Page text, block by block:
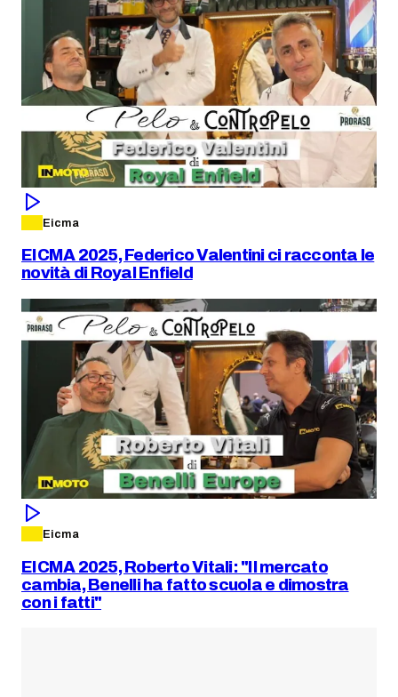
Eicma
EICMA 2025, Federico Valentini ci racconta le
novità di Royal Enfield
Eicma
EICMA 2025, Roberto Vitali: "Il mercato
cambia, Benelli ha fatto scuola e dimostra
con i fatti"